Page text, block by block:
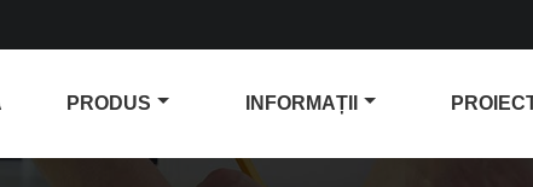
PRODUS INFORMAȚII